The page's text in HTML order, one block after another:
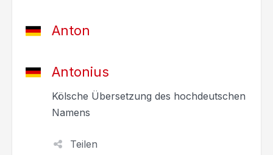
Anton
Antonius
Kölsche Übersetzung des hochdeutschen
Namens
Teilen